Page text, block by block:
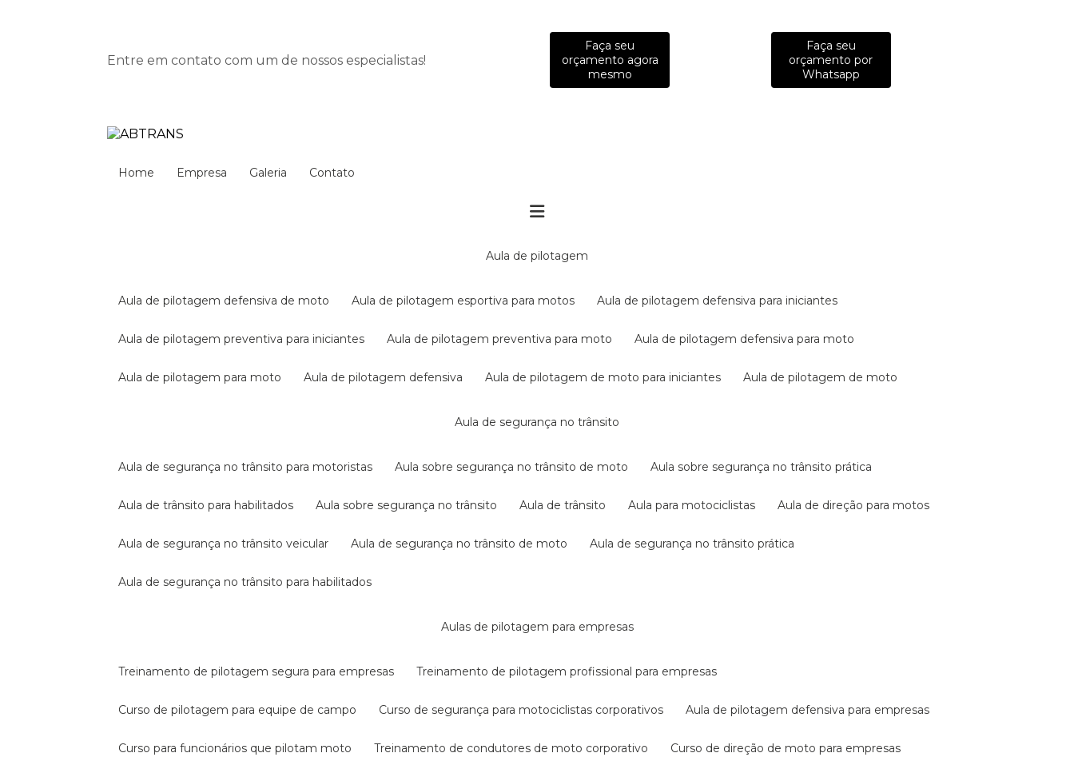
Entre em contato com um de nossos especialistas!
Faça seu
orçamento agora
mesmo
Faça seu
orçamento por
Whatsapp
Home Empresa Galeria Contato
aula de pilotagem
aula de pilotagem defensiva de moto aula de pilotagem esportiva para motos aula de pilotagem defensiva para iniciantes
aula de pilotagem preventiva para iniciantes aula de pilotagem preventiva para moto aula de pilotagem defensiva para moto
aula de pilotagem para moto aula de pilotagem defensiva aula de pilotagem de moto para iniciantes aula de pilotagem de moto
aula de segurança no trânsito
aula de segurança no trânsito para motoristas aula sobre segurança no trânsito de moto aula sobre segurança no trânsito prática
aula de trânsito para habilitados aula sobre segurança no trânsito aula de trânsito aula para motociclistas aula de direção para motos
aula de segurança no trânsito veicular aula de segurança no trânsito de moto aula de segurança no trânsito prática
aula de segurança no trânsito para habilitados
aulas de pilotagem para empresas
treinamento de pilotagem segura para empresas treinamento de pilotagem profissional para empresas
curso de pilotagem para equipe de campo curso de segurança para motociclistas corporativos aula de pilotagem defensiva para empresas
curso para funcionários que pilotam moto treinamento de condutores de moto corporativo curso de direção de moto para empresas